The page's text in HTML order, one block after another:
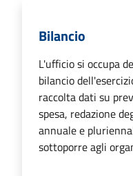
Bilancio
L'ufficio si occupa
bilancio
raccolta dati su
spesa, redazione
annuale e
sottoporre agli